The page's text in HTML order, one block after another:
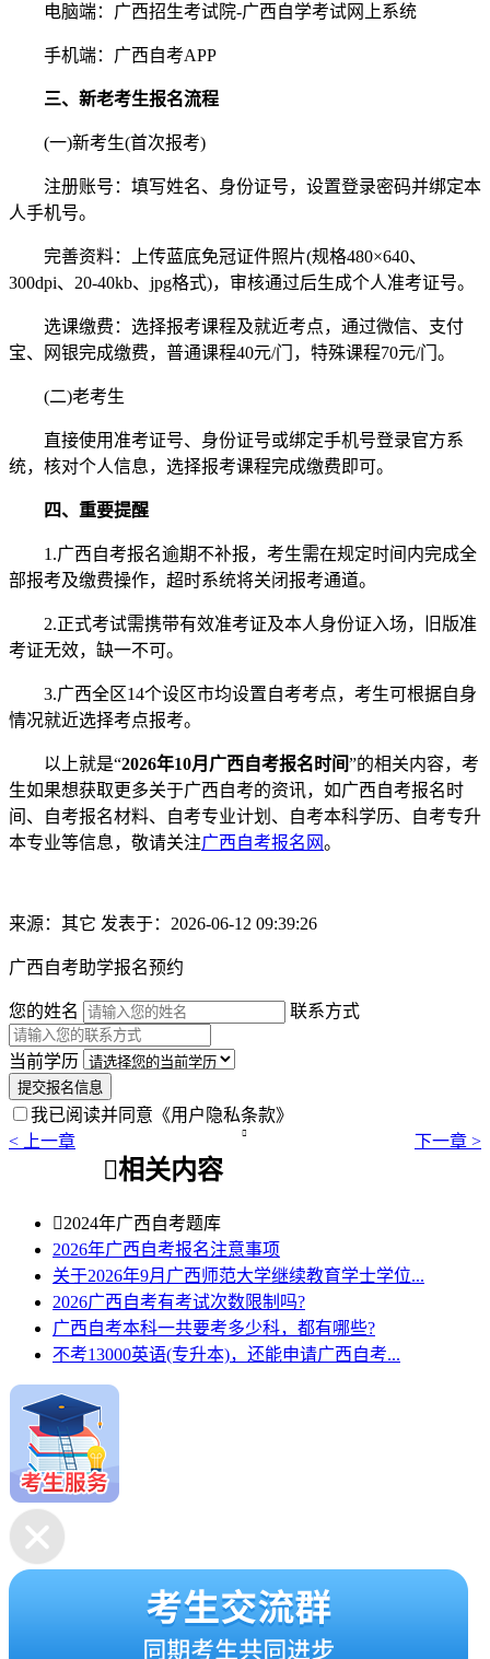
电脑端：广西招生考试院-广西自学考试网上系统
手机端：广西自考APP
三、新老考生报名流程
(一)新考生(首次报考)
注册账号：填写姓名、身份证号，设置登录密码并绑定本
人手机号。
完善资料：上传蓝底免冠证件照片(规格480×640、
300dpi、20-40kb、jpg格式)，审核通过后生成个人准考证号。
选课缴费：选择报考课程及就近考点，通过微信、支付
宝、网银完成缴费，普通课程40元/门，特殊课程70元/门。
(二)老考生
直接使用准考证号、身份证号或绑定手机号登录官方系
统，核对个人信息，选择报考课程完成缴费即可。
四、重要提醒
1.广西自考报名逾期不补报，考生需在规定时间内完成全
部报考及缴费操作，超时系统将关闭报考通道。
2.正式考试需携带有效准考证及本人身份证入场，旧版准
考证无效，缺一不可。
3.广西全区14个设区市均设置自考考点，考生可根据自身
情况就近选择考点报考。
以上就是“2026年10月广西自考报名时间”的相关内容，考
生如果想获取更多关于广西自考的资讯，如广西自考报名时
间、自考报名材料、自考专业计划、自考本科学历、自考专升
本专业等信息，敬请关注广西自考报名网。
来源：其它 发表于：2026-06-12 09:39:26
广西自考助学报名预约
您的姓名 联系方式
当前学历
提交报名信息
我已阅读并同意 《用户隐私条款》
< 上一章
 下一章 >
相关内容
2024年广西自考题库
2026年广西自考报名注意事项
关于2026年9月广西师范大学继续教育学士学位...
2026广西自考有考试次数限制吗?
广西自考本科一共要考多少科，都有哪些?
不考13000英语(专升本)，还能申请广西自考...